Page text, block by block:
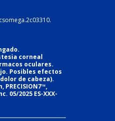
corneal
oculares.
Posibles efectos
de cabeza).
05/2025 ES-XXX-